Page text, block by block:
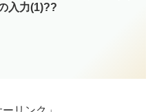
入力(1)??